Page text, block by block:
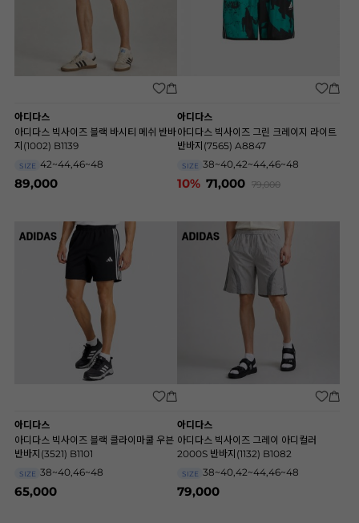
아디다스
아디다스 빅사이즈 블랙 바시티 메쉬 반바
지(1002) B1139
SIZE 42~44,46~48
89,000
아디다스
아디다스 빅사이즈 그린 크레이지 라이트
반바지(7565) A8847
SIZE 38~40,42~44,46~48
10% 71,000 79,000
아디다스
아디다스 빅사이즈 블랙 클라이마쿨 우븐
반바지(3521) B1101
SIZE 38~40,46~48
65,000
아디다스
아디다스 빅사이즈 그레이 아디컬러
2000S 반바지(1132) B1082
SIZE 38~40,42~44,46~48
79,000